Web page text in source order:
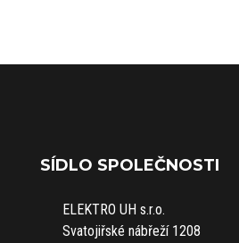
SÍDLO SPOLEČNOSTI
ELEKTRO UH s.r.o.
Svatojiřské nábřeží 1208